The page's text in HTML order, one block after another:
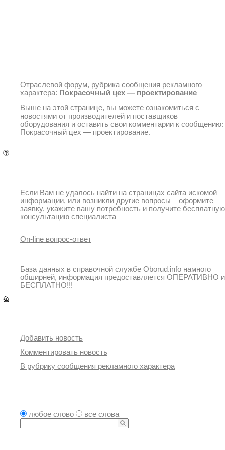
Отраслевой форум, рубрика сообщения рекламного
характера: Покрасочный цех — проектирование
Выше на этой странице, вы можете ознакомиться с
новостями от производителей и поставщиков
оборудования и оставить свои комментарии к сообщению:
Покрасочный цех — проектирование.
Если Вам не удалось найти на страницах сайта искомой
информации, или возникли другие вопросы – оформите
заявку, укажите вашу потребность и получите бесплатную
консультацию специалиста
On-line вопрос-ответ
База данных в справочной службе Oborud.info намного
обширней, информация предоставляется ОПЕРАТИВНО и
БЕСПЛАТНО!!!
Добавить новость
Комментировать новость
В рубрику сообщения рекламного характера
любое слово
все слова